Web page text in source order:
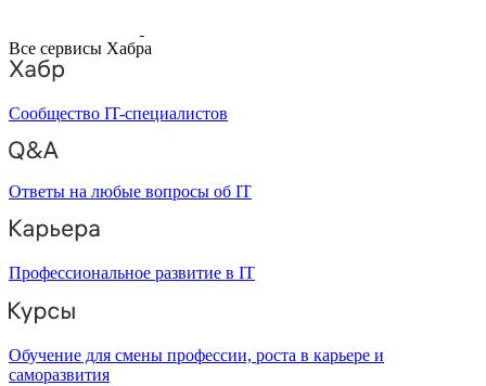
Все сервисы Хабра
Сообщество IT-специалистов
Ответы на любые вопросы об IT
Профессиональное развитие в IT
Обучение для смены профессии, роста в карьере и
саморазвития